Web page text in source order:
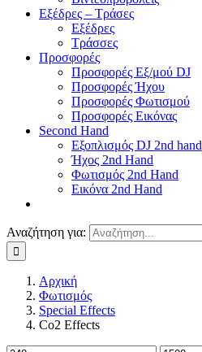
Εξέδρες – Τράσες
Εξέδρες
Τράσσες
Προσφορές
Προσφορές Εξ/μού DJ
Προσφορές Ήχου
Προσφορές Φωτισμού
Προσφορές Εικόνας
Second Hand
Εξοπλισμός DJ 2nd hand
Ήχος 2nd Hand
Φωτισμός 2nd Hand
Εικόνα 2nd Hand
Αναζήτηση για:
Αρχική
Φωτισμός
Special Effects
Co2 Effects